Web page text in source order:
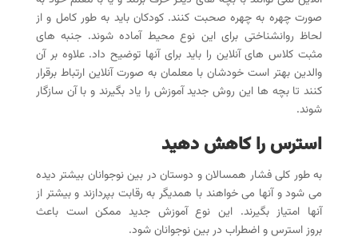
صورت چهره به چهره صحبت کنند. کودکان باید به طور کامل و از
لحاظ روانشناختی برای این نوع محیط آماده شوند. جنبه های
مثبت کلاس های آنلاین را باید برای آنها توضیح داد. علاوه بر آن
والدین بهتر است خودشان با معلمان به صورت آنلاین ارتباط برقرار
کنند تا بچه ها این روش جدید آموزش را یاد بگیرند و با آن سازگار
شوند.
استرس را کاهش دهید
به طور کلی فشار همسالان و دوستان در بین نوجوانان بیشتر دیده
می شود و آنها می خواهند با همدیگر به رقابت بپردازند و بیشتر از
آنها امتیاز بگیرند. این نوع آموزش جدید ممکن است باعث
بروز استرس و اضطراب در بین نوجوانان شود.